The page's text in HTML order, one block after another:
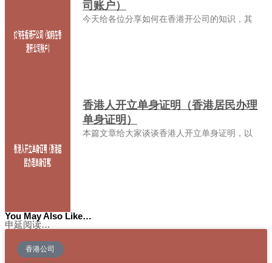
司账户）
今天给各位分享如何在香港开公司的知识，其
香港人开立单身证明（香港居民办理
单身证明）
本篇文章给大家谈谈香港人开立单身证明，以
You May Also Like…
申延阅读…
香港公司